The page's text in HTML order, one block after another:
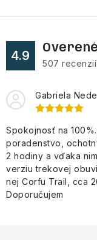
4.9
507 recenzií.
Gabriela
Spokojnosť na
poradenstvo,
2 hodiny a vďaka
verziu trekovej
nej Corfu Trail, cca
Doporučujem